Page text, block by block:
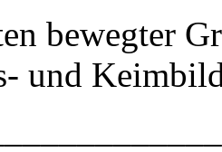
bewegter
und